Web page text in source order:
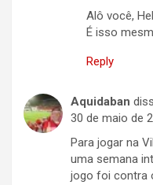
Alô você,
É isso
Reply
Aquidaban
30 de maio de
Para jogar na
uma semana
jogo foi contra